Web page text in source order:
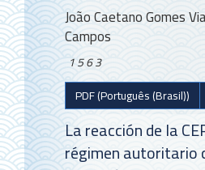
João Caetano Gomes
Campos
1563
PDF (Português (Brasil))
La reacción de la
régimen autoritario